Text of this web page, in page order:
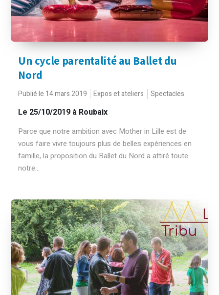
Un cycle parentalité au Ballet du
Nord
Publié le 14 mars 2019 Expos et ateliers Spectacles
Le 25/10/2019 à Roubaix
Parce que notre ambition avec Mother in Lille est de
vous faire vivre toujours plus de belles expériences en
famille, la proposition du Ballet du Nord a attiré toute
notre...